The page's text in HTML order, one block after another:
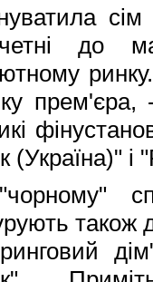
сім
до
прем'єра,
(Україна)" і
також